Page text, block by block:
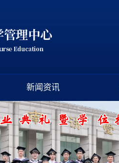
新闻资讯